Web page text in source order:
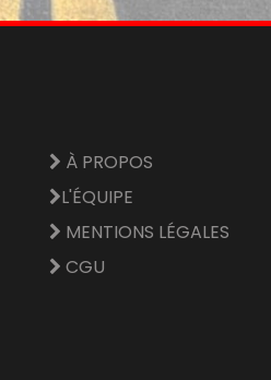
À PROPOS
L'ÉQUIPE
MENTIONS LÉGALES
CGU